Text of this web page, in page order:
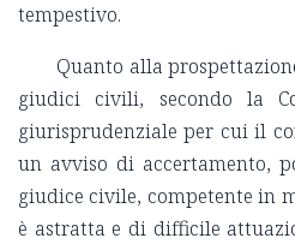
tempestivo.
Quanto alla
giudici civili, secondo la
giurisprudenziale per cui il
un avviso di accertamento,
giudice civile, competente in
è astratta e di difficile